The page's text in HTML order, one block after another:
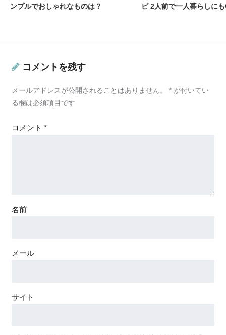
ンプルでおしゃれなものは？ ピ 2人前で一人暮らしに
コメントを残す
メールアドレスが公開されることはありません。 *が付いてい
る欄は必須項目です
コメント *
名前
メール
サイト